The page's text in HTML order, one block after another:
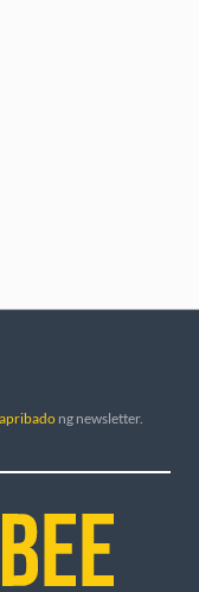
ng newsletter.